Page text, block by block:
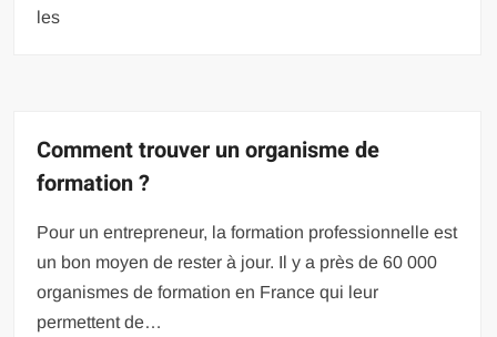
les
Comment trouver un organisme de
formation ?
Pour un entrepreneur, la formation professionnelle est
un bon moyen de rester à jour. Il y a près de 60 000
organismes de formation en France qui leur
permettent de…